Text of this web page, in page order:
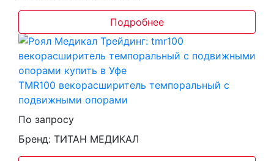
Подробнее
TMR100 векорасширитель темпоральный с
подвижными опорами
По запросу
Бренд: ТИТАН МЕДИКАЛ